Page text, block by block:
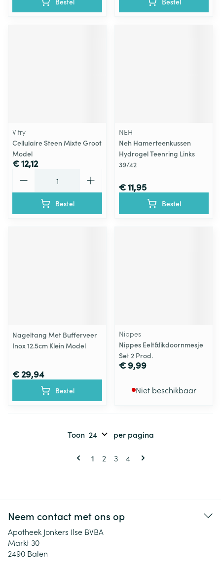
Vitry
Cellulaire Steen Mixte Groot
Model
€ 12,12
Bestel
NEH
Neh Hamerteenkussen
Hydrogel Teenring Links
39/42
€ 11,95
Bestel
Nageltang Met Bufferveer
Inox 12.5cm Klein Model
€ 29,94
Bestel
Nippes
Nippes Eelt&likdoornmesje
Set 2 Prod.
€ 9,99
Niet beschikbaar
Pagina's
U lees momenteel pagina
1 Pagina
2 Pagina
3 Pagina
4
Toon per pagina
Neem contact met ons op
Apotheek Jonkers Ilse BVBA
Markt 30
2490 Balen